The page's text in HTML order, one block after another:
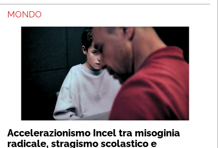
MONDO
Accelerazionismo Incel tra misoginia
radicale, stragismo scolastico e